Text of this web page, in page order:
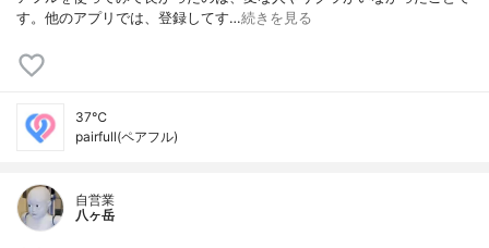
す。他のアプリでは、登録してす…続きを見る
37℃
pairfull(ペアフル)
自営業
八ヶ岳